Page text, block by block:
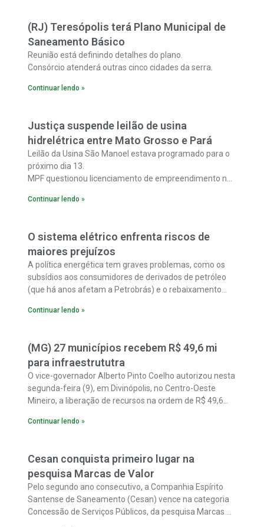
(RJ) Teresópolis terá Plano Municipal de
Saneamento Básico
Reunião está definindo detalhes do plano.
Consórcio atenderá outras cinco cidades da serra.
Continuar lendo »
Justiça suspende leilão de usina
hidrelétrica entre Mato Grosso e Pará
Leilão da Usina São Manoel estava programado para o
próximo dia 13.
MPF questionou licenciamento de empreendimento no
Continuar lendo »
O sistema elétrico enfrenta riscos de
maiores prejuízos
A política energética tem graves problemas, como os
subsídios aos consumidores de derivados de petróleo
(que há anos afetam a Petrobrás) e o rebaixamento
ano passado, que elevou o risco das empresas de
Continuar lendo »
(MG) 27 municípios recebem R$ 49,6 mi
para infraestrututra
O vice-governador Alberto Pinto Coelho autorizou nesta
segunda-feira (9), em Divinópolis, no Centro-Oeste
Mineiro, a liberação de recursos na ordem de R$ 49,6
Desenvolvimento de Minas Gerais (BDMG). Os recursos
obras de saneamento.
Continuar lendo »
Cesan conquista primeiro lugar na
pesquisa Marcas de Valor
Pelo segundo ano consecutivo, a Companhia Espírito
Santense de Saneamento (Cesan) vence na categoria
Concessão de Serviços Públicos, da pesquisa Marcas de